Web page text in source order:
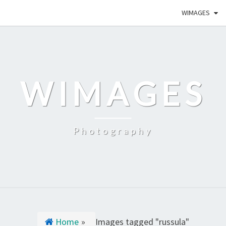
WIMAGES
WIMAGES
Photography
Home » Images tagged "russula"